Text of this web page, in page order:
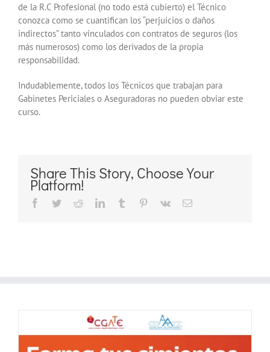
de la R.C Profesional (no todo está cubierto) el Técnico
conozca como se cuantifican los “perjuicios o daños
indirectos” tanto vinculados con contratos de seguros (los
más numerosos) como los derivados de la propia
responsabilidad.
Indudablemente, todos los Técnicos que trabajan para
Gabinetes Periciales o Aseguradoras no pueden obviar este
curso.
Share This Story, Choose Your
Platform!
Facebook
TwitterRedditLinkedInTumblr Pinterest
Vk
Correo